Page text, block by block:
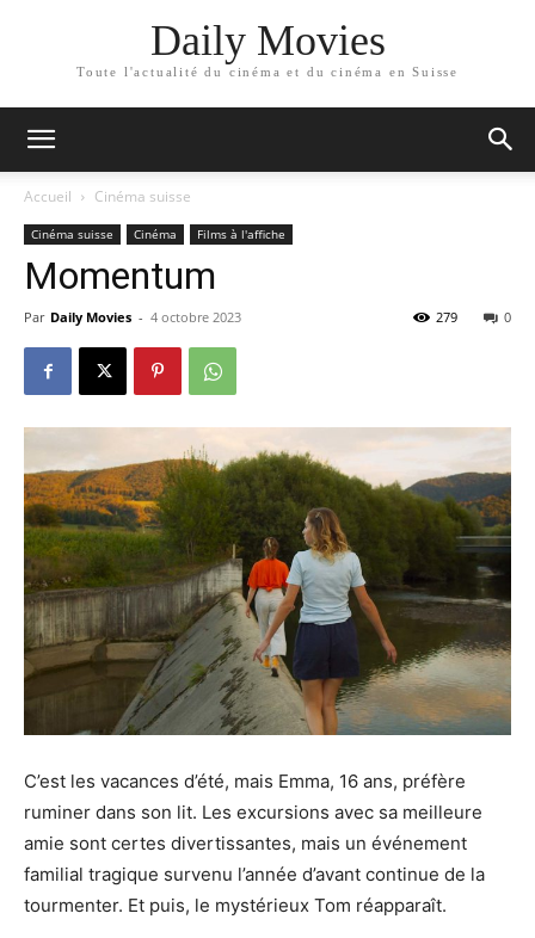
Daily Movies
Toute l'actualité du cinéma et du cinéma en Suisse
Accueil Cinéma suisse
Cinéma suisse Cinéma Films à l'affiche
Momentum
Par Daily Movies - 4 octobre 2023 0
279
C’est les vacances d’été, mais Emma, 16 ans, préfère
ruminer dans son lit. Les excursions avec sa meilleure
amie sont certes divertissantes, mais un événement
familial tragique survenu l’année d’avant continue de la
tourmenter. Et puis, le mystérieux Tom réapparaît.